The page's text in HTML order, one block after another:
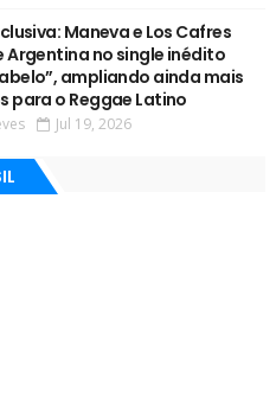
Maneva e Los Cafres
Argentina no single inédito
ampliando ainda mais
para o Reggae Latino
Jul 19, 2026